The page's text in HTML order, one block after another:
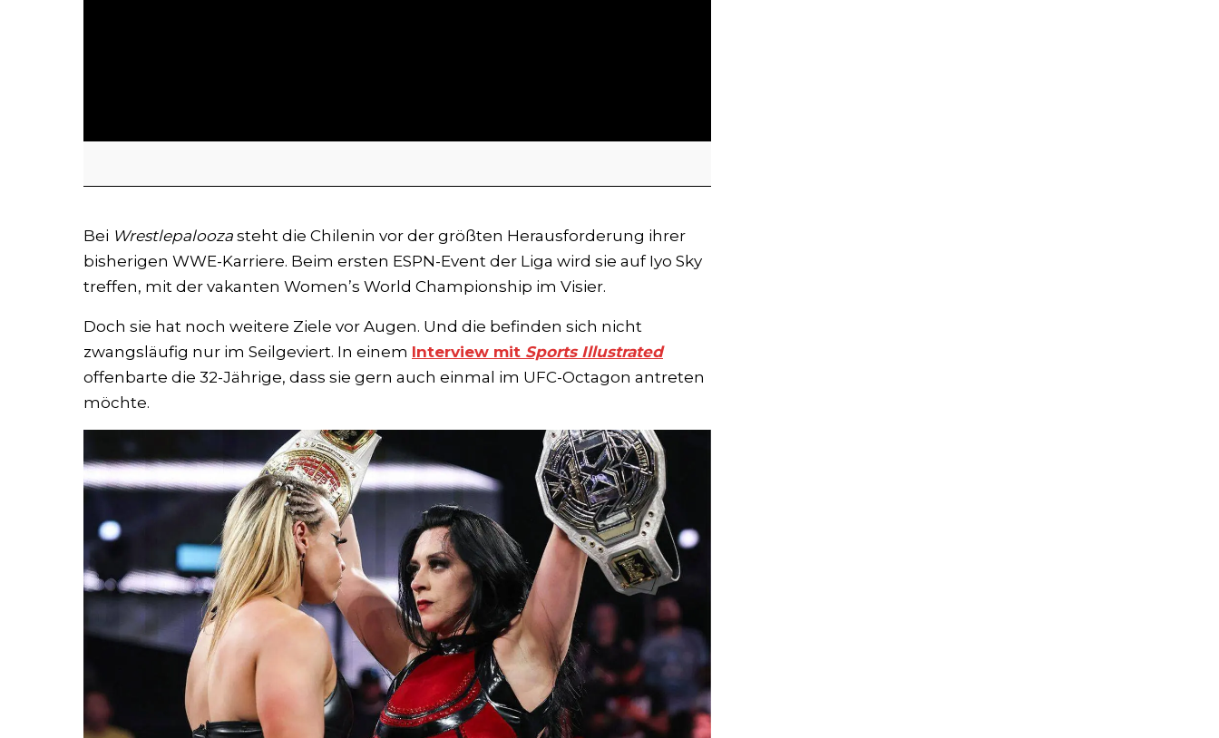
Bei Wrestlepalooza steht die Chilenin vor der größten Herausforderung ihrer
bisherigen WWE-Karriere. Beim ersten ESPN-Event der Liga wird sie auf Iyo Sky
treffen, mit der vakanten Women’s World Championship im Visier.
Doch sie hat noch weitere Ziele vor Augen. Und die befinden sich nicht
zwangsläufig nur im Seilgeviert. In einem Interview mit Sports Illustrated
offenbarte die 32-Jährige, dass sie gern auch einmal im UFC-Octagon antreten
möchte.